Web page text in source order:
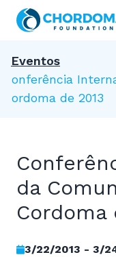
Skip to Main Content
Eventos
Conferência
Cordoma de 2013
da
Cordoma
3/22/2013 - 3/